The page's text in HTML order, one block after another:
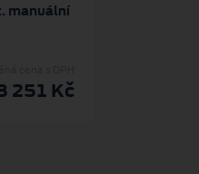
manuální
251 Kč